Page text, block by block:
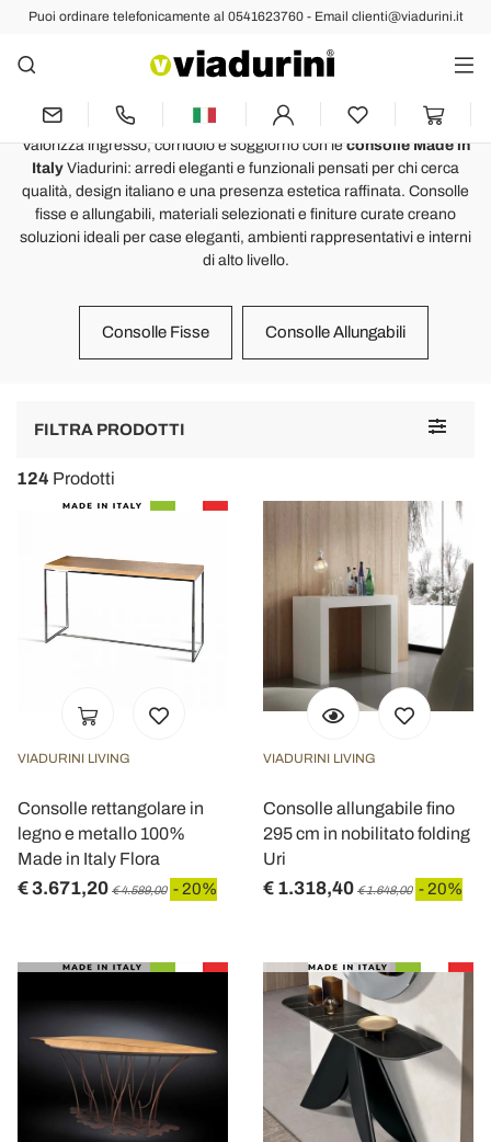
Puoi ordinare telefonicamente al 0541623760 - Email clienti@viadurini.it
Consolle design Made in Italy per
ingresso e soggiorno
Valorizza ingresso, corridoio e soggiorno con leconsolle Made in
Italy Viadurini: arredi eleganti e funzionali pensati per chi cerca
qualità, design italiano e una presenza estetica raffinata. Consolle
fisse e allungabili, materiali selezionati e finiture curate creano
soluzioni ideali per case eleganti, ambienti rappresentativi e interni
di alto livello.
Consolle Fisse Consolle Allungabili
Toggle
FILTRA PRODOTTI
124 Prodotti
VIADURINI LIVING
Consolle rettangolare in
legno e metallo 100%
Made in Italy Flora
€ 3.671,20 € 4.589,00 - 20%
VIADURINI LIVING
Consolle allungabile fino
295 cm in nobilitato folding
Uri
€ 1.318,40 € 1.648,00 - 20%